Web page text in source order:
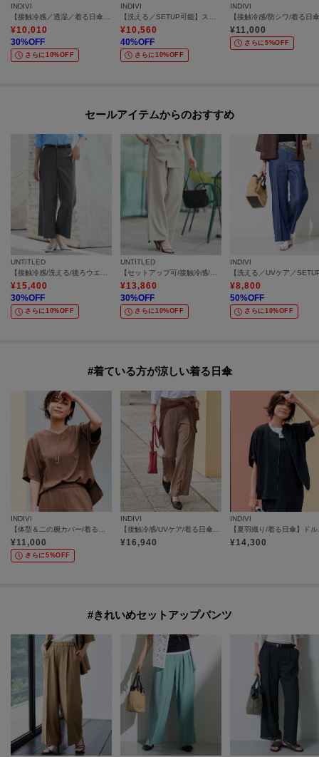
INDIVI
¥10,010
30%OFF
さらに10%OFF
INDIVI
¥10,560
40%OFF
さらに10%OFF
INDIVI
¥11,000
さらに5%OFF
セールアイテムからのおすすめ
UNTITLED
【接触冷感/洗える/後ろウエストゴム】オックスワイドパンツ
¥15,400
30%OFF
さらに10%OFF
UNTITLED
【セットアップ可/接触冷感/吸水速乾】リラックスワイドパンツ
¥13,860
30%OFF
さらに10%OFF
INDIVI
¥8,800
50%OFF
さらに10%OFF
#着ている方が涼しい着る日傘
INDIVI
¥11,000
さらに5%OFF
INDIVI
¥16,940
INDIVI
¥14,300
#きれいめセットアップパンツ